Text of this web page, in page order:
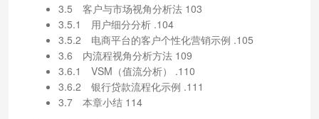
3.5 客户与市场视角分析法 103
3.5.1 用户细分分析 .104
3.5.2 电商平台的客户个性化营销示例 .105
3.6 内流程视角分析方法 109
3.6.1 VSM（值流分析） .110
3.6.2 银行贷款流程化示例 .111
3.7 本章小结 114